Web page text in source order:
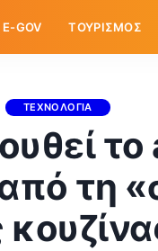
E-GOV ΤΟΥΡΙΣΜΟΣ
ΤΕΧΝΟΛΟΓΙΑ
τη